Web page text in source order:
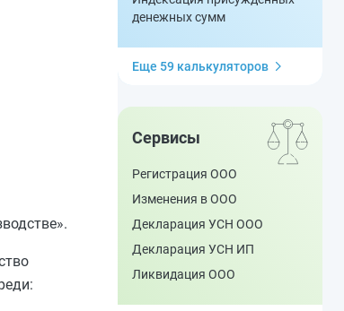
денежных сумм
Еще 59 калькуляторов
Сервисы
Регистрация ООО
Изменения в ООО
Декларация УСН ООО
Декларация УСН ИП
Ликвидация ООО